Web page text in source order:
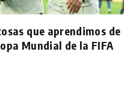
que aprendimos de
Mundial de la FIFA